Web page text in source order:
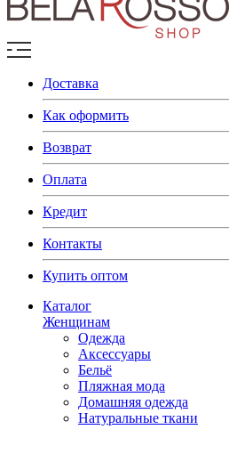
Доставка
Как оформить
Возврат
Оплата
Кредит
Контакты
Купить оптом
Каталог
Женщинам
Одежда
Аксессуары
Бельё
Пляжная мода
Домашняя одежда
Натуральные ткани